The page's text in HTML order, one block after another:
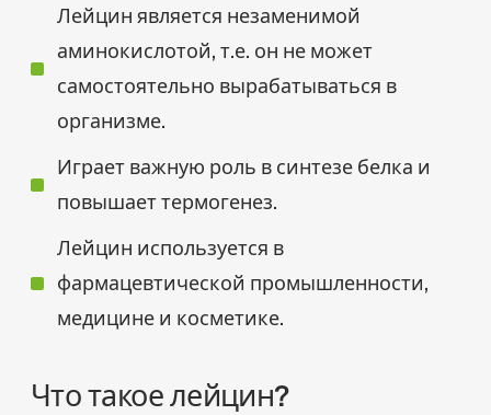
Лейцин является незаменимой
аминокислотой, т.е. он не может
самостоятельно вырабатываться в
организме.
Играет важную роль в синтезе белка и
повышает термогенез.
Лейцин используется в
фармацевтической промышленности,
медицине и косметике.
Что такое лейцин?